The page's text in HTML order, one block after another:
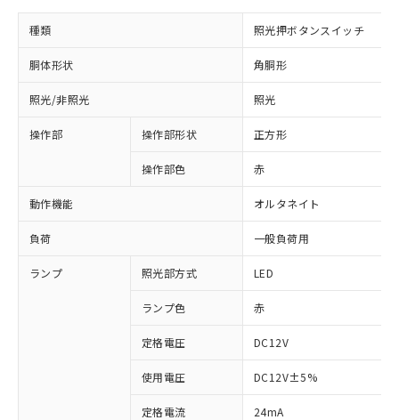
種類 照光押ボタンスイッチ
胴体形状 角胴形
照光/非照光 照光
操作部 操作部形状 正方形
操作部色 赤
動作機能 オルタネイト
負荷 一般負荷用
ランプ 照光部方式 LED
ランプ色 赤
定格電圧 DC12V
使用電圧 DC12V±5%
定格電流 24mA